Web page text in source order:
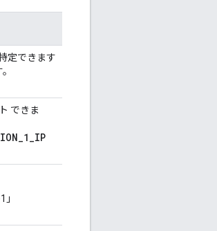
定できます
できま
」